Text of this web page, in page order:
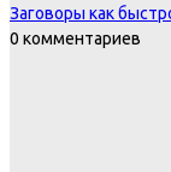
Заговоры как
0 комментариев